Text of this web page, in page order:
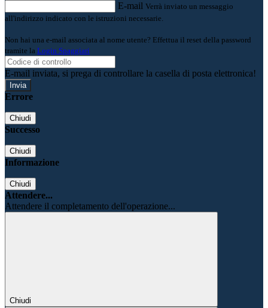
E-mail Verrà inviato un messaggio
all'indirizzo indicato con le istruzioni necessarie.
Non hai una e-mail associata al nome utente? Effettua il reset della password
tramite la Login Spaggiari
E-mail inviata, si prega di controllare la casella di posta elettronica!
Errore
Chiudi
Successo
Chiudi
Informazione
Chiudi
Attendere...
Attendere il completamento dell'operazione...
Chiudi